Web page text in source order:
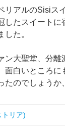
リアルのSisiス
したスイートに
した。
ン大聖堂、分離
面白いところに
のでしょうか
トリア)